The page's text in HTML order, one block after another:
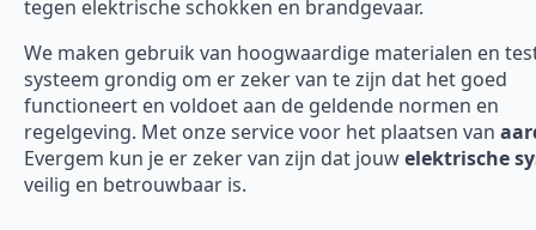
tegen elektrische schokken en brandgevaar.
We maken gebruik van hoogwaardige materialen en
systeem grondig om er zeker van te zijn dat het goed
functioneert en voldoet aan de geldende normen en
regelgeving. Met onze service voor het plaatsen van
Evergem kun je er zeker van zijn dat jouwelektrische
veilig en betrouwbaar is.